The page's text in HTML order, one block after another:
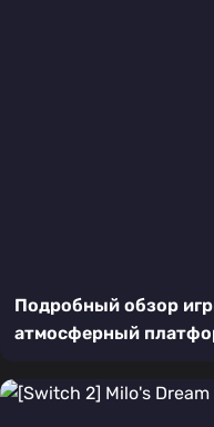
Подробный обзор
атмосферный